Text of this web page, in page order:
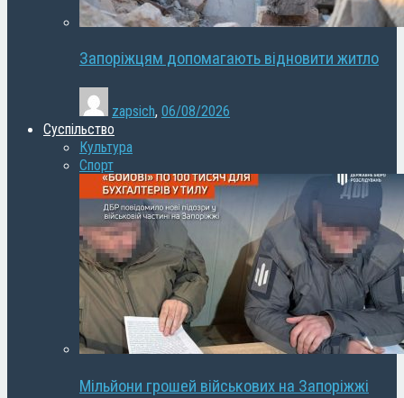
Запоріжцям допомагають відновити житло
zapsich, 06/08/2026
Суспільство
Культура
Спорт
Мільйони грошей військових на Запоріжжі